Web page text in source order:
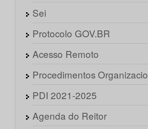
Sei
Protocolo GOV.BR
Acesso Remoto
Procedimentos
PDI 2021-2025
Agenda do Reitor